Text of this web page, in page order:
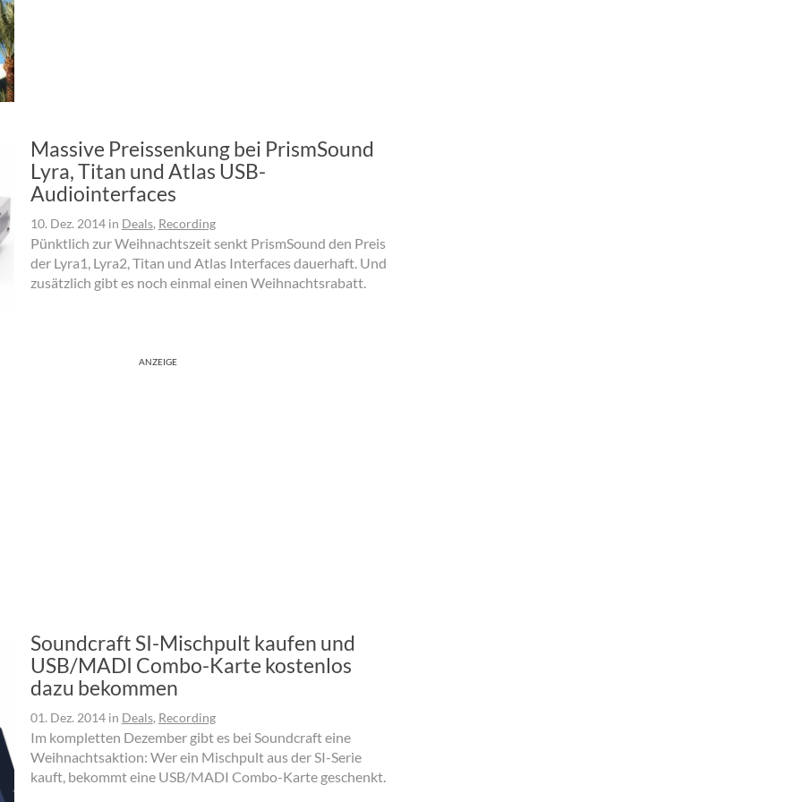
Massive Preissenkung bei PrismSound
Lyra, Titan und Atlas USB-
Audiointerfaces
10. Dez. 2014in Deals, Recording
Pünktlich zur Weihnachtszeit senkt PrismSound den Preis
der Lyra1, Lyra2, Titan und Atlas Interfaces dauerhaft. Und
zusätzlich gibt es noch einmal einen Weihnachtsrabatt.
ANZEIGE
Soundcraft SI-Mischpult kaufen und
USB/MADI Combo-Karte kostenlos
dazu bekommen
01. Dez. 2014in Deals, Recording
Im kompletten Dezember gibt es bei Soundcraft eine
Weihnachtsaktion: Wer ein Mischpult aus der SI-Serie
kauft, bekommt eine USB/MADI Combo-Karte geschenkt.